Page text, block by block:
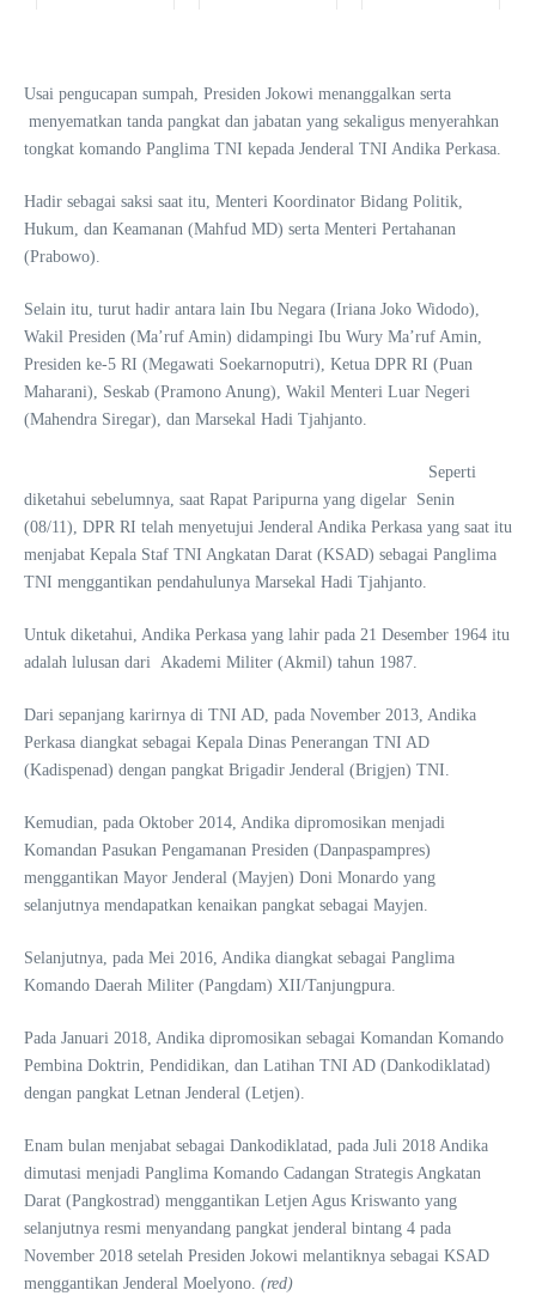
Usai pengucapan sumpah, Presiden Jokowi menanggalkan serta
menyematkan tanda pangkat dan jabatan yang sekaligus menyerahkan
tongkat komando Panglima TNI kepada Jenderal TNI Andika Perkasa.
Hadir sebagai saksi saat itu, Menteri Koordinator Bidang Politik,
Hukum, dan Keamanan (Mahfud MD) serta Menteri Pertahanan
(Prabowo).
Selain itu, turut hadir antara lain Ibu Negara (Iriana Joko Widodo),
Wakil Presiden (Ma’ruf Amin) didampingi Ibu Wury Ma’ruf Amin,
Presiden ke-5 RI (Megawati Soekarnoputri), Ketua DPR RI (Puan
Maharani), Seskab (Pramono Anung), Wakil Menteri Luar Negeri
(Mahendra Siregar), dan Marsekal Hadi Tjahjanto.
Seperti
diketahui sebelumnya, saat Rapat Paripurna yang digelar Senin
(08/11), DPR RI telah menyetujui Jenderal Andika Perkasa yang saat itu
menjabat Kepala Staf TNI Angkatan Darat (KSAD) sebagai Panglima
TNI menggantikan pendahulunya Marsekal Hadi Tjahjanto.
Untuk diketahui, Andika Perkasa yang lahir pada 21 Desember 1964 itu
adalah lulusan dari Akademi Militer (Akmil) tahun 1987.
Dari sepanjang karirnya di TNI AD, pada November 2013, Andika
Perkasa diangkat sebagai Kepala Dinas Penerangan TNI AD
(Kadispenad) dengan pangkat Brigadir Jenderal (Brigjen) TNI.
Kemudian, pada Oktober 2014, Andika dipromosikan menjadi
Komandan Pasukan Pengamanan Presiden (Danpaspampres)
menggantikan Mayor Jenderal (Mayjen) Doni Monardo yang
selanjutnya mendapatkan kenaikan pangkat sebagai Mayjen.
Selanjutnya, pada Mei 2016, Andika diangkat sebagai Panglima
Komando Daerah Militer (Pangdam) XII/Tanjungpura.
Pada Januari 2018, Andika dipromosikan sebagai Komandan Komando
Pembina Doktrin, Pendidikan, dan Latihan TNI AD (Dankodiklatad)
dengan pangkat Letnan Jenderal (Letjen).
Enam bulan menjabat sebagai Dankodiklatad, pada Juli 2018 Andika
dimutasi menjadi Panglima Komando Cadangan Strategis Angkatan
Darat (Pangkostrad) menggantikan Letjen Agus Kriswanto yang
selanjutnya resmi menyandang pangkat jenderal bintang 4 pada
November 2018 setelah Presiden Jokowi melantiknya sebagai KSAD
menggantikan Jenderal Moelyono. (red)